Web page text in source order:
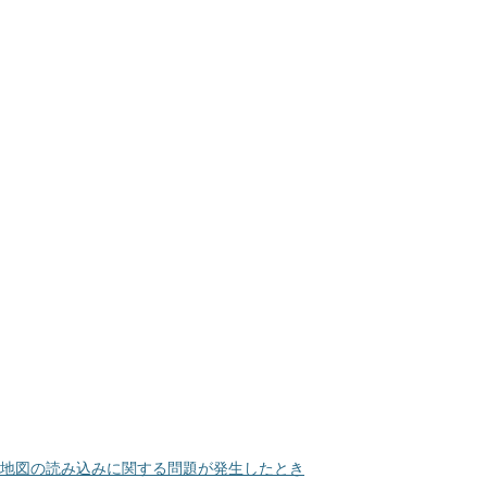
地図の読み込みに関する問題が発生したとき